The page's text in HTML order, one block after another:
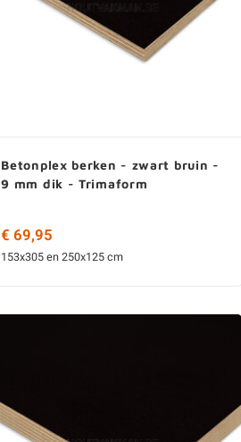
Betonplex berken - zwart bruin -
9 mm dik - Trimaform
€ 69,95
153x305 en 250x125 cm